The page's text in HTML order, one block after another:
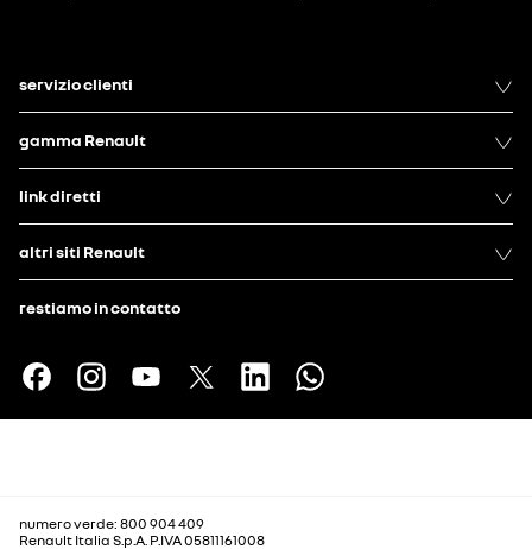
servizio clienti
gamma Renault
link diretti
altri siti Renault
restiamo in contatto
numero verde: 800 904 409
Renault Italia S.p.A. P.IVA 05811161008